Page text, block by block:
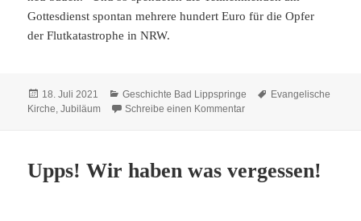
Gottesdienst spontan mehrere hundert Euro für die Opfer
der Flutkatastrophe in NRW.
Veröffentlicht
am
18. Juli 2021 Kategorien
Geschichte Bad Lippspringe Schlagwörter
Evangelische
Kirche,Jubiläum Schreibe einen Kommentarzu 175 Jahre
Upps! Wir haben was vergessen!